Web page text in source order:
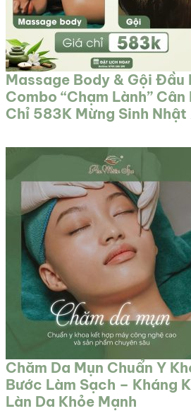
Massage Body & Gội Đầu
Combo “Chạm Lành”
Chỉ 583K Mừng Sinh Nhật
Chăm Da Mụn Chuẩn Y
Bước Làm Sạch – Kháng
Làn Da Khỏe Mạnh